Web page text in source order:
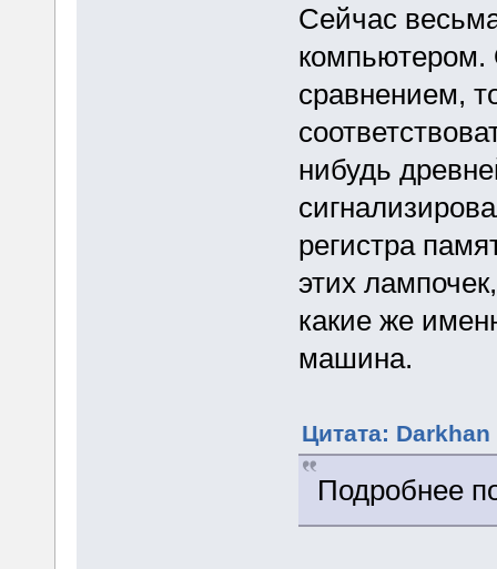
Сейчас
компьютером.
сравнением,
нибудь
регистра
этих
какие же
машина.
Цитата:
Подробнее